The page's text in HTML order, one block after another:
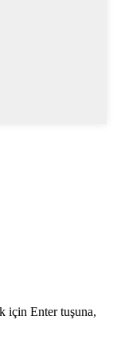
için Enter tuşuna,